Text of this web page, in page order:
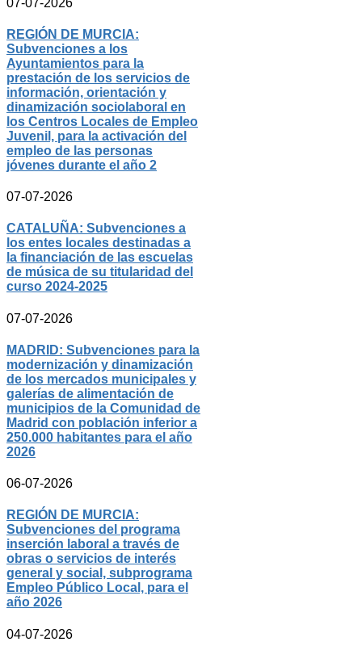
REGIÓN DE MURCIA:
Subvenciones a los
Ayuntamientos para la
prestación de los servicios de
información, orientación y
dinamización sociolaboral en
los Centros Locales de Empleo
Juvenil, para la activación del
empleo de las personas
jóvenes durante el año 2
07-07-2026
CATALUÑA: Subvenciones a
los entes locales destinadas a
la financiación de las escuelas
de música de su titularidad del
curso 2024-2025
07-07-2026
MADRID: Subvenciones para la
modernización y dinamización
de los mercados municipales y
galerías de alimentación de
municipios de la Comunidad de
Madrid con población inferior a
250.000 habitantes para el año
2026
06-07-2026
REGIÓN DE MURCIA:
Subvenciones del programa
inserción laboral a través de
obras o servicios de interés
general y social, subprograma
Empleo Público Local, para el
año 2026
04-07-2026